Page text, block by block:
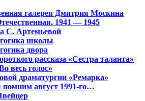
галерея Дмитрия Москина
1941 — 1945
С. Артемьевой
школы
двора
рассказа «Сестра таланта»
весь голос»
драматургии «Ремарка»
август 1991-го…